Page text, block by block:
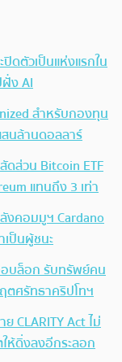
ดตัวเป็นแห่งแรกใน
ง AI
สำหรับกองทุน
นล้านดอลลาร์
ส่วน Bitcoin ETF
แทนถึง 3 เท่า
งคอมมูฯ Cardano
ป็นผู้ชนะ
อบล็อก รับทรัพย์คน
ตศรัทธาคริปโทฯ
CLARITY Act ไม่
ห้ดิ่งลงอีกระลอก